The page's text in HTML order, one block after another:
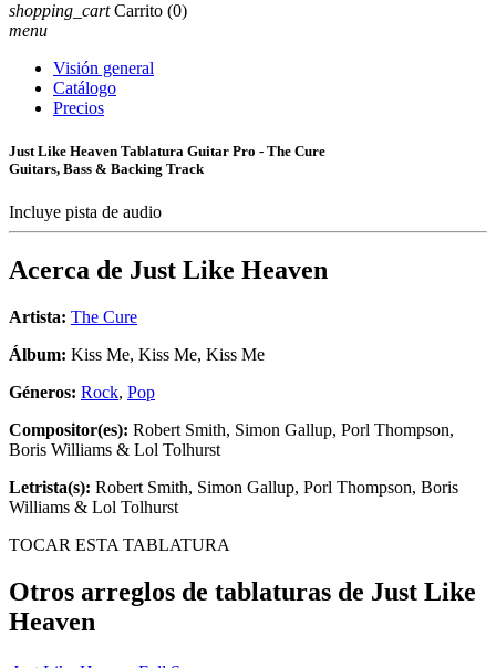
shopping_cart Carrito (0)
menu
Visión general
Catálogo
Precios
Just Like Heaven Tablatura Guitar Pro - The Cure
Guitars, Bass & Backing Track
Incluye pista de audio
Acerca de Just Like Heaven
Artista: The Cure
Álbum: Kiss Me, Kiss Me, Kiss Me
Géneros: Rock, Pop
Compositor(es): Robert Smith, Simon Gallup, Porl Thompson,
Boris Williams & Lol Tolhurst
Letrista(s): Robert Smith, Simon Gallup, Porl Thompson, Boris
Williams & Lol Tolhurst
TOCAR ESTA TABLATURA
Otros arreglos de tablaturas de Just Like
Heaven